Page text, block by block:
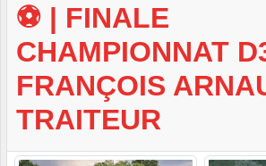
⚽ | FINALE
CHAMPIONNAT
FRANÇOIS
TRAITEUR